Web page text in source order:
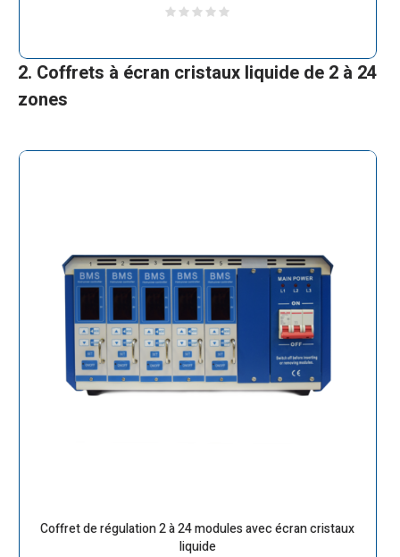
2. Coffrets à écran cristaux liquide de 2 à 24
zones
Coffret de régulation 2 à 24 modules avec écran cristaux
liquide